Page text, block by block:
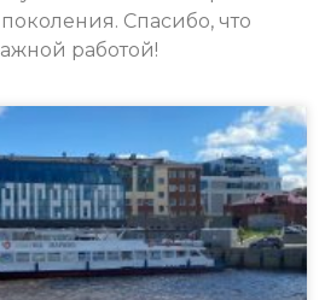
Спасибо, что
работой!